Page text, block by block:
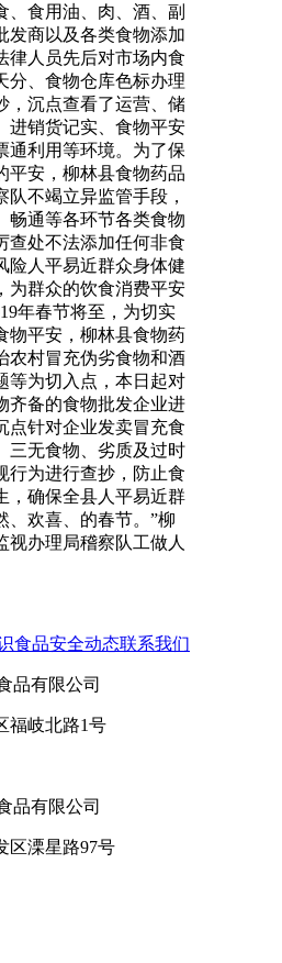
、食用油、肉、酒、副
发商以及各类食物添加
律人员先后对市场内食
分、食物仓库色标办理
，沉点查看了运营、储
进销货记实、食物平安
通利用等环境。为了保
平安，柳林县食物药品
队不竭立异监管手段，
畅通等各环节各类食物
查处不法添加任何非食
险人平易近群众身体健
为群众的饮食消费平安
年春节将至，为切实
物平安，柳林县食物药
农村冒充伪劣食物和酒
等为切入点，本日起对
齐备的食物批发企业进
点针对企业发卖冒充食
三无食物、劣质及过时
行为进行查抄，防止食
，确保全县人平易近群
、欢喜、的春节。”柳
视办理局稽察队工做人
食品安全动态联系我们
品有限公司
福岐北路1号
品有限公司
区溧星路97号